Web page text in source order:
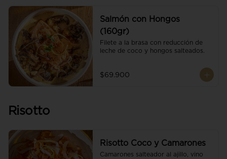
Salmón con Hongos
(160gr)
Filete a la brasa con reducción de
leche de coco y hongos salteados.
$69.900
Risotto
Risotto Coco y Camarones
Camarones salteador al ajillo, vino